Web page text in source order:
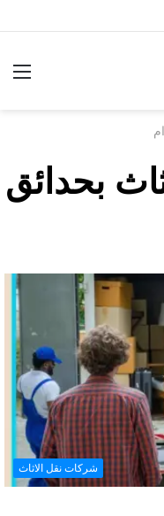
بحدائق
شركات نقل الاثاث